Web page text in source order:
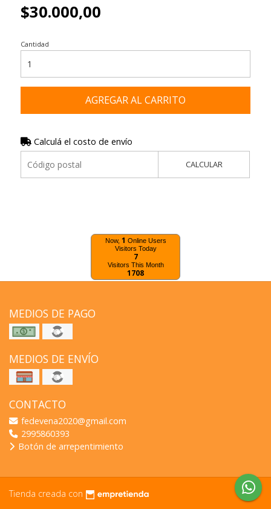
$30.000,00
Cantidad
AGREGAR AL CARRITO
Calculá el costo de envío
CALCULAR
Now, 1 Online Users
Visitors Today
7
Visitors This Month
1708
MEDIOS DE PAGO
MEDIOS DE ENVÍO
CONTACTO
fedevena2020@gmail.com
2995860393
Botón de arrepentimiento
Tienda creada con